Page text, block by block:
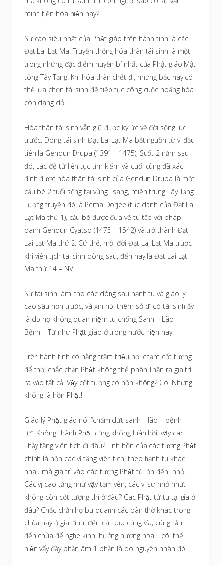
minh tiến hóa hiện nay?
Sự cao siêu nhất của Phật giáo trên hành tinh là các
Đạt Lai Lạt Ma: Truyền thống hóa thân tái sinh là một
trong những đặc điểm huyền bí nhất của Phật giáo Mật
tông Tây Tạng. Khi hóa thân chết đi, những bậc này có
thể lựa chọn tái sinh để tiếp tục công cuộc hoằng hóa
còn dang dở.
Hóa thân tái sinh vẫn giữ được ký ức về đời sống lúc
trước. Dòng tái sinh Đạt Lai Lạt Ma bắt nguồn từ vị đầu
tiên là Gendun Drupa (1391 – 1475), Suốt 2 năm sau
đó, các đệ tử liên tục tìm kiếm và cuối cùng đã xác
định được hóa thân tái sinh của Gendun Drupa là một
cậu bé 2 tuổi sống tại vùng Tsang, miền trung Tây Tạng.
Tương truyền đó là Pema Dorjee (tục danh của Đạt Lai
Lạt Ma thứ 1), cậu bé được đưa về tu tập với pháp
danh Gendun Gyatso (1475 – 1542) và trở thành Đạt
Lai Lạt Ma thứ 2. Cứ thế, mỗi đời Đạt Lai Lạt Ma trước
khi viên tịch tái sinh dòng sau, đến nay là Đạt Lai Lạt
Ma thứ 14 – NV).
Sự tái sinh làm cho các dòng sau hạnh tu và giáo lý
cao sâu hơn trước, và xin nói thêm sở dĩ có tái sinh ấy
là do họ không quan niệm tu chống Sanh – Lão –
Bệnh – Tữ như Phật giáo ở trong nước hiện nay.
Trên hành tinh có hằng trăm triệu nơi chạm cốt tượng
để thờ, chắc chắn Phật không thể phân Thần ra gia trì
ra vào tất cả! Vậy cốt tượng có hồn không? Có! Nhưng
không là hồn Phật!
Giáo lý Phật giáo nói “chấm dứt sanh – lão – bệnh –
tữ”! Không thành Phật cũng không luân hồi, vậy các
Thầy tăng viên tịch đi đâu? Linh hồn của các tượng Phật
chính là hồn các vị tăng viên tịch, theo hạnh tu khác
nhau mà gia trì vào các tượng Phật từ lớn đến nhỏ.
Các vị cao tăng như vậy tạm yên, các vị sư nhỏ nhứt
không còn cốt tượng thì ở đâu? Các Phật tử tu tại gia ở
đâu? Chắc chắn họ bu quanh các bàn thờ khác trong
chùa hay ở gia đình, đến các dịp cúng vía, cúng rằm
đến chùa để nghe kinh, hưởng hương hoa… cõi thế
hiện vẩy đầy phần âm 1 phần là do nguyên nhân đó.